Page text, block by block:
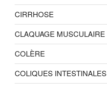
CIRRHOSE
CLAQUAGE MUSCULAIRE
COLÈRE
COLIQUES INTESTINALES